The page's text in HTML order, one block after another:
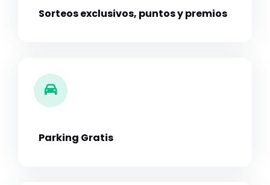
Sorteos exclusivos, puntos y premios
Parking Gratis